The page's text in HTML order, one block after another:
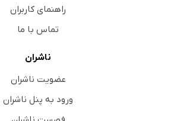
راهنمای کاربران
تماس با ما
ناشران
عضویت ناشران
ورود به پنل ناشران